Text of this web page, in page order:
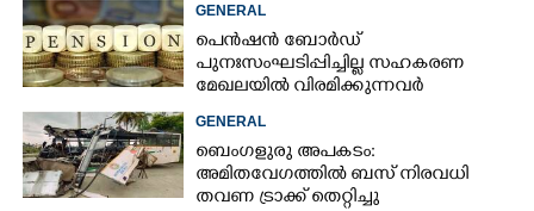
ദേശീയപാതയിൽ 20 പേർക്ക് പരിക്ക്,
നാലു പേരുടെ നില ഗുരുതരം
GENERAL
പെൻഷൻ ബോർഡ്
പുനഃസംഘടിപ്പിച്ചില്ല സഹകരണ
മേഖലയിൽ വിരമിക്കുന്നവർ
GENERAL
ബെംഗളുരു അപകടം:
അമിതവേഗത്തിൽ ബസ് നിരവധി
തവണ ട്രാക്ക് തെറ്റിച്ചു